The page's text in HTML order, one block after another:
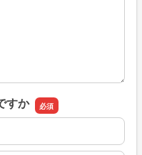
すか